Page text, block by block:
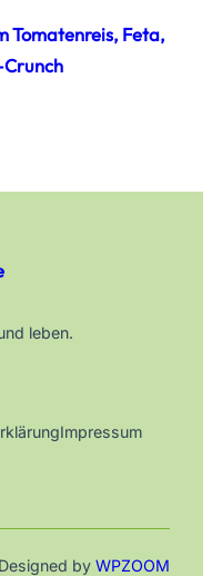
Tomatenreis, Feta,
leben.
Impressum
Designed by WPZOOM